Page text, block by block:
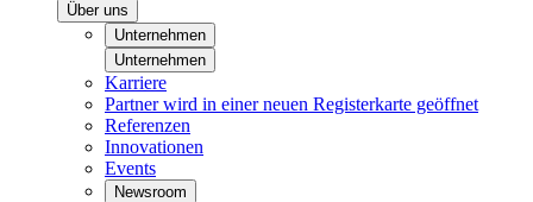
Über uns
Unternehmen
Unternehmen
Karriere
Partnerwird in einer neuen Registerkarte geöffnet
Referenzen
Innovationen
Events
Newsroom